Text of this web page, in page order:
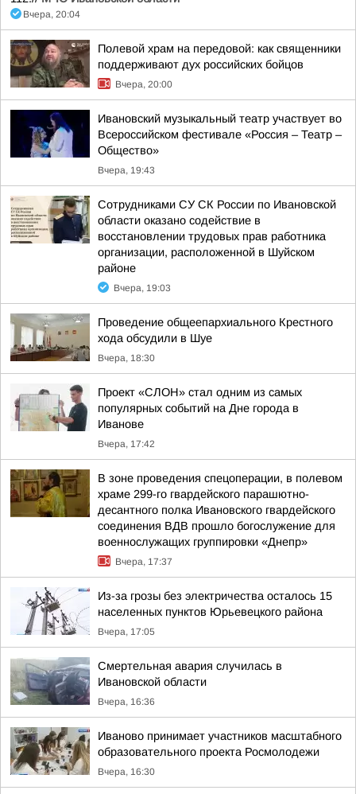
Вчера, 20:04
Полевой храм на передовой: как священники
поддерживают дух российских бойцов
Вчера, 20:00
Ивановский музыкальный театр участвует во
Всероссийском фестивале «Россия – Театр –
Общество»
Вчера, 19:43
Сотрудниками СУ СК России по Ивановской
области оказано содействие в
восстановлении трудовых прав работника
организации, расположенной в Шуйском
районе
Вчера, 19:03
Проведение общеепархиального Крестного
хода обсудили в Шуе
Вчера, 18:30
Проект «СЛОН» стал одним из самых
популярных событий на Дне города в
Иванове
Вчера, 17:42
В зоне проведения спецоперации, в полевом
храме 299-го гвардейского парашютно-
десантного полка Ивановского гвардейского
соединения ВДВ прошло богослужение для
военнослужащих группировки «Днепр»
Вчера, 17:37
Из-за грозы без электричества осталось 15
населенных пунктов Юрьевецкого района
Вчера, 17:05
Смертельная авария случилась в
Ивановской области
Вчера, 16:36
Иваново принимает участников масштабного
образовательного проекта Росмолодежи
Вчера, 16:30